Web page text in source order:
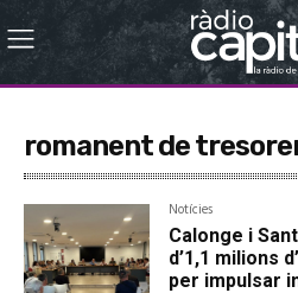
romanent de
Notícies
Calonge i
d’1,1 milions
per impulsar